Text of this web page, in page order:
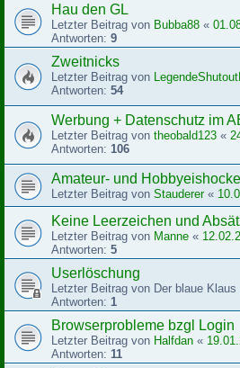
Hau den GL
Letzter Beitrag von Bubba88 «
Antworten: 9
Zweitnicks
Letzter Beitrag von
Antworten: 54
Werbung + Datenschutz im
Letzter Beitrag von theobald123 «
Antworten: 106
Amateur- und
Letzter Beitrag von Stauderer«
Keine Leerzeichen und
Letzter Beitrag von Manne «
Antworten: 5
Userlöschung
Letzter Beitrag von Der blaue Klaus
Antworten: 1
Browserprobleme bzgl Login
Letzter Beitrag von Halfdan «
Antworten: 11